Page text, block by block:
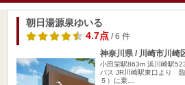
朝日湯源泉ゆいる
4.7点/ 6 件
神奈川県 / 川崎市川崎
小田栄駅863m 浜川崎駅
バス JR川崎駅東口より
５）に乗…